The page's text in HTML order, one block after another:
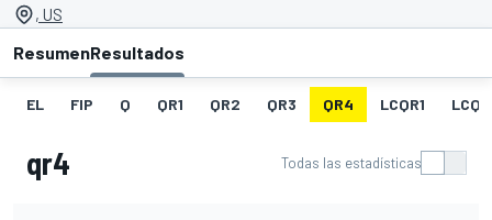
, US
ResumenResultados
EL FIP Q QR1 QR2 QR3 QR4 LCQR1
qr4 Todas las estadísticas